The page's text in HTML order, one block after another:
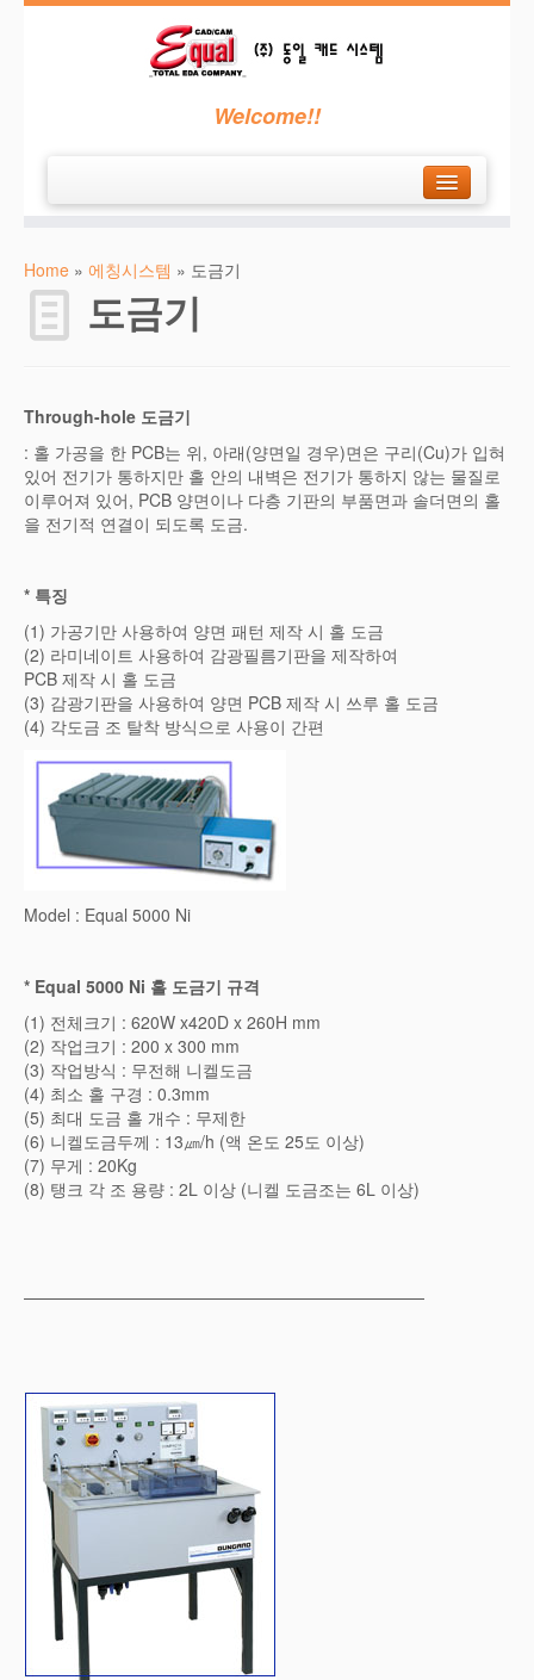
Welcome!!
고 객지원
견적요청
Home » 에칭시스템 » 도금기
도금기
Through-hole 도금기
: 홀 가공을 한 PCB는 위, 아래(양면일 경우)면은 구리(Cu)가 입혀
있어 전기가 통하지만 홀 안의 내벽은 전기가 통하지 않는 물질로
이루어져 있어, PCB 양면이나 다층 기판의 부품면과 솔더면의 홀
을 전기적 연결이 되도록 도금.
* 특징
(1) 가공기만 사용하여 양면 패턴 제작 시 홀 도금
(2) 라미네이트 사용하여 감광필름기판을 제작하여
PCB 제작 시 홀 도금
(3) 감광기판을 사용하여 양면 PCB 제작 시 쓰루 홀 도금
(4) 각도금 조 탈착 방식으로 사용이 간편
Model : Equal 5000 Ni
* Equal 5000 Ni 홀 도금기 규격
(1) 전체크기 : 620W x420D x 260H mm
(2) 작업크기 : 200 x 300 mm
(3) 작업방식 : 무전해 니켈도금
(4) 최소 홀 구경 : 0.3mm
(5) 최대 도금 홀 개수 : 무제한
(6) 니켈도금두께 : 13㎛/h (액 온도 25도 이상)
(7) 무게 : 20Kg
(8) 탱크 각 조 용량 : 2L 이상 (니켈 도금조는 6L 이상)
————————————————————————